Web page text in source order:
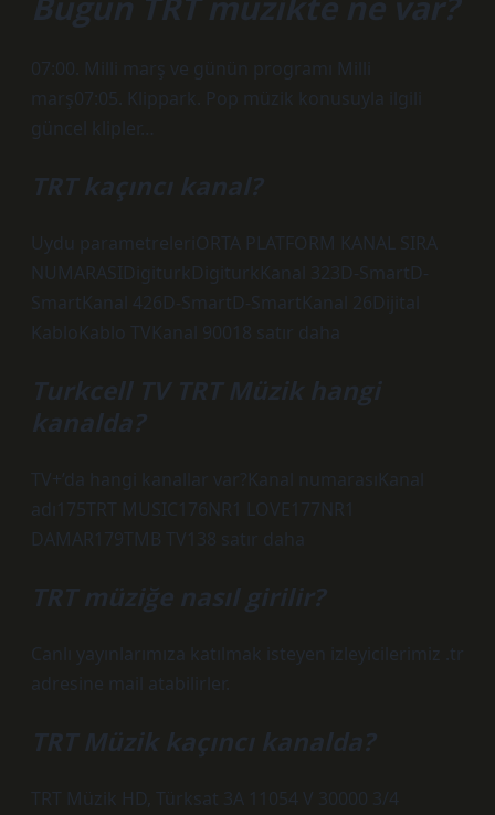
07:00. Milli marş ve günün programı Milli
marş07:05. Klippark. Pop müzik konusuyla ilgili
güncel klipler…
TRT kaçıncı kanal?
Uydu parametreleriORTA PLATFORM KANAL SIRA
NUMARASIDigiturkDigiturkKanal 323D-SmartD-
SmartKanal 426D-SmartD-SmartKanal 26Dijital
KabloKablo TVKanal 90018 satır daha
Turkcell TV TRT Müzik hangi
kanalda?
TV+’da hangi kanallar var?Kanal numarasıKanal
adı175TRT MUSIC176NR1 LOVE177NR1
DAMAR179TMB TV138 satır daha
TRT müziğe nasıl girilir?
Canlı yayınlarımıza katılmak isteyen izleyicilerimiz .tr
adresine mail atabilirler.
TRT Müzik kaçıncı kanalda?
TRT Müzik HD, Türksat 3A 11054 V 30000 3/4